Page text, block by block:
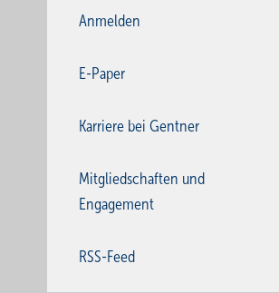
Anmelden
E-Paper
Karriere bei Gentner
Mitgliedschaften und
Engagement
RSS-Feed